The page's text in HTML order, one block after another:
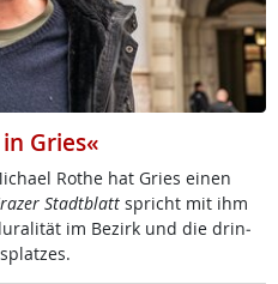
Gries«
Ro­the hat Gries ei­nen
Stadt­blattspricht mit ihm
im Be­zirk und die drin­